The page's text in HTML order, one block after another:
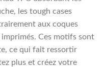
les tough cases
aux coques
Ces motifs sont
ce qui fait ressortir
plus et créez votre